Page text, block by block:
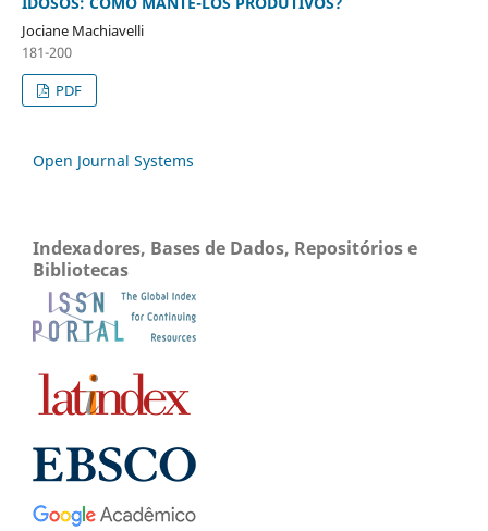
Jociane Machiavelli
181-200
PDF
Open Journal Systems
Indexadores, Bases de Dados, Repositórios e
Bibliotecas